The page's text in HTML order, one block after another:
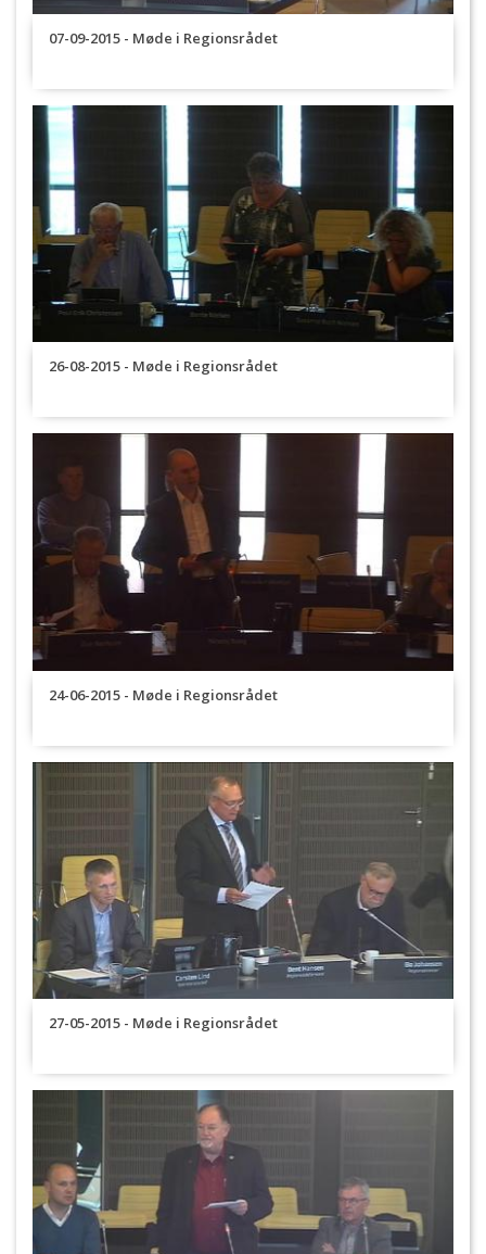
07-09-2015 - Møde i Regionsrådet
26-08-2015 - Møde i Regionsrådet
24-06-2015 - Møde i Regionsrådet
27-05-2015 - Møde i Regionsrådet